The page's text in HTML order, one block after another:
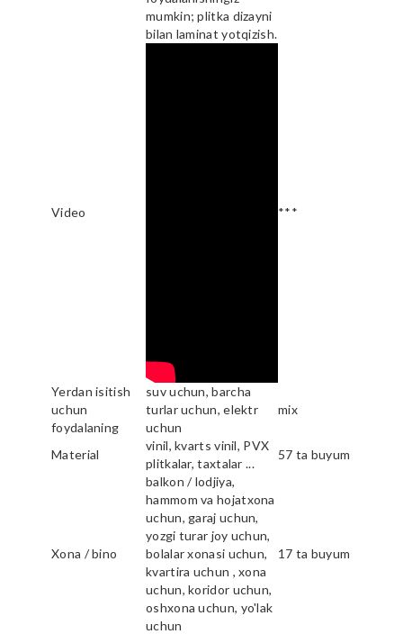
mumkin; plitka dizayni
bilan laminat yotqizish.
Video ***
Yerdan isitish
uchun
foydalaning
suv uchun, barcha
turlar uchun, elektr
uchun
mix
Material
vinil, kvarts vinil, PVX
plitkalar, taxtalar ...
57 ta buyum
Xona / bino
balkon / lodjiya,
hammom va hojatxona
uchun, garaj uchun,
yozgi turar joy uchun,
bolalar xonasi uchun,
kvartira uchun , xona
uchun, koridor uchun,
oshxona uchun, yo'lak
uchun
17 ta buyum